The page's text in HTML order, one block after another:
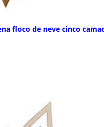
floco de neve cinco